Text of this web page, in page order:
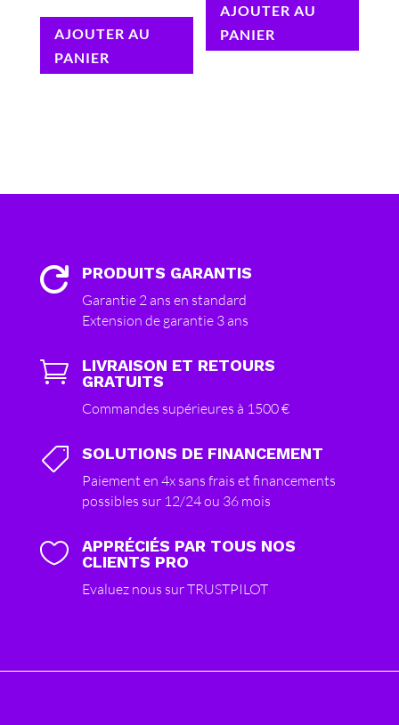
AJOUTER AU
PANIER
AJOUTER AU
PANIER
 PRODUITS GARANTIS
Garantie 2 ans en standard
Extension de garantie 3 ans

LIVRAISON ET RETOURS
GRATUITS
Commandes supérieures à 1500 €
 SOLUTIONS DE FINANCEMENT
Paiement en 4x sans frais et financements
possibles sur 12/24 ou 36 mois

APPRÉCIÉS PAR TOUS NOS
CLIENTS PRO
Evaluez nous sur TRUSTPILOT